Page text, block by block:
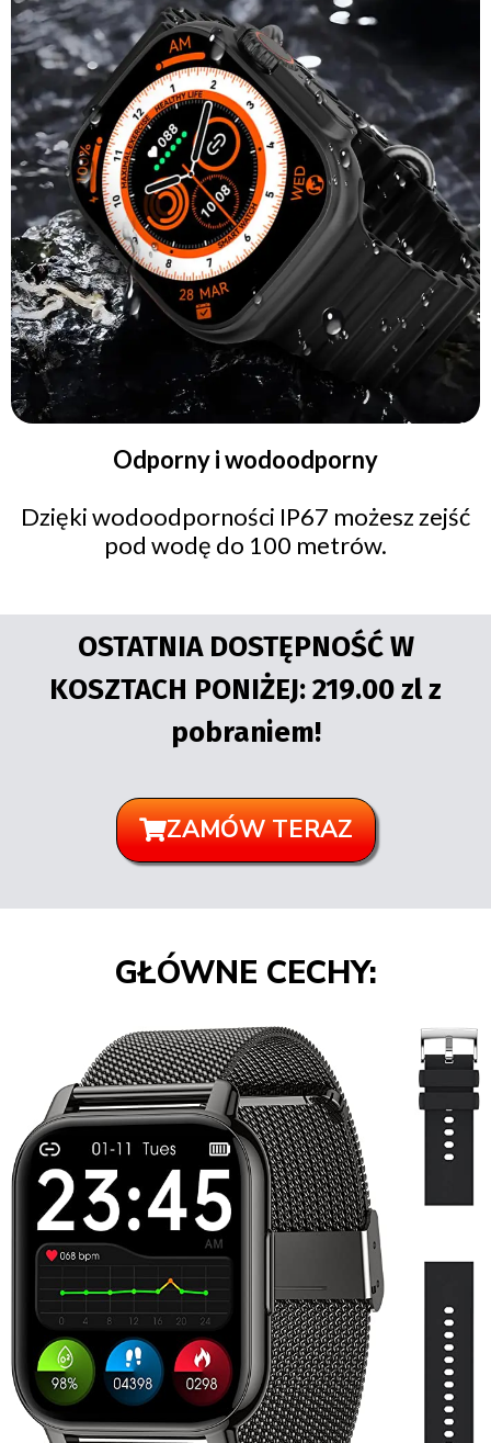
Odporny i wodoodporny
Dzięki wodoodporności IP67 możesz zejść
pod wodę do 100 metrów.
OSTATNIA DOSTĘPNOŚĆ W
KOSZTACH PONIŻEJ: 219.00 zl z
pobraniem!
ZAMÓW TERAZ
GŁÓWNE CECHY: